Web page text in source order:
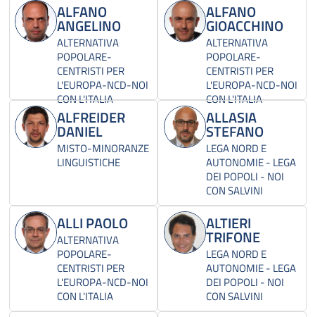
ALFANO
ANGELINO
ALTERNATIVA
POPOLARE-
CENTRISTI PER
L'EUROPA-NCD-NOI
CON L'ITALIA
ALFANO
GIOACCHINO
ALTERNATIVA
POPOLARE-
CENTRISTI PER
L'EUROPA-NCD-NOI
CON L'ITALIA
ALFREIDER
DANIEL
MISTO-MINORANZE
LINGUISTICHE
ALLASIA
STEFANO
LEGA NORD E
AUTONOMIE - LEGA
DEI POPOLI - NOI
CON SALVINI
ALLI PAOLO
ALTERNATIVA
POPOLARE-
CENTRISTI PER
L'EUROPA-NCD-NOI
CON L'ITALIA
ALTIERI
TRIFONE
LEGA NORD E
AUTONOMIE - LEGA
DEI POPOLI - NOI
CON SALVINI